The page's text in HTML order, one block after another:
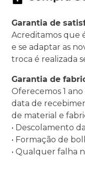
Garantia de
Acreditamos que
e se adaptar as
troca é realizada
Garantia de
Oferecemos 1
data de
de material e
• Descolamento
• Formação de
• Qualquer falha